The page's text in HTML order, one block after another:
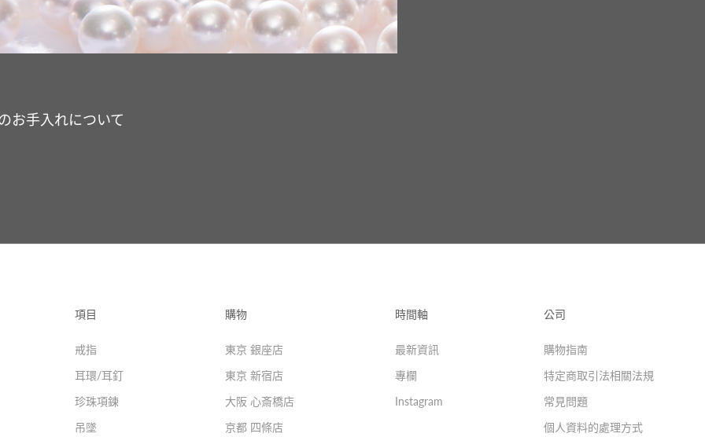
お手入れについて
項目
戒指
耳環/耳釘
珍珠項鍊
吊墜
購物
東京 銀座店
東京 新宿店
大阪 心斎橋店
京都 四條店
時間軸
最新資訊
專欄
Instagram
公司
購物指南
特定商取引法相關法規
常見問題
個人資料的處理方式